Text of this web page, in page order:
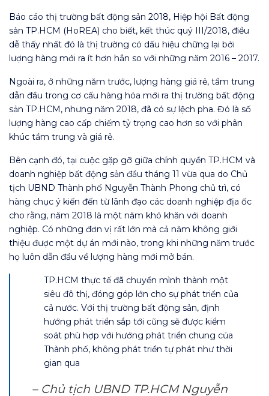
Báo cáo thị trường bất động sản 2018, Hiệp hội Bất động
sản TP.HCM (HoREA) cho biết, kết thúc quý III/2018, điều
dễ thấy nhất đó là thị trường có dấu hiệu chững lại bởi
lượng hàng mới ra ít hơn hẳn so với những năm 2016 – 2017.
Ngoài ra, ở những năm trước, lượng hàng giá rẻ, tầm trung
dẫn đầu trong cơ cấu hàng hóa mới ra thị trường bất động
sản TP.HCM, nhưng năm 2018, đã có sự lệch pha. Đó là số
lượng hàng cao cấp chiếm tỷ trọng cao hơn so với phân
khúc tầm trung và giá rẻ.
Bên cạnh đó, tại cuộc gặp gỡ giữa chính quyền TP.HCM và
doanh nghiệp bất động sản đầu tháng 11 vừa qua do Chủ
tịch UBND Thành phố Nguyễn Thành Phong chủ trì, có
hàng chục ý kiến đến từ lãnh đạo các doanh nghiệp địa ốc
cho rằng, năm 2018 là một năm khó khăn với doanh
nghiệp. Có những đơn vị rất lớn mà cả năm không giới
thiệu được một dự án mới nào, trong khi những năm trước
họ luôn dẫn đầu về lượng hàng mới mở bán.
TP.HCM thực tế đã chuyển mình thành một
siêu đô thị, đóng góp lớn cho sự phát triển của
cả nước. Với thị trường bất động sản, định
hướng phát triển sắp tới cũng sẽ được kiểm
soát phù hợp với hướng phát triển chung của
Thành phố, không phát triển tự phát như thời
gian qua
– Chủ tịch UBND TP.HCM Nguyễn